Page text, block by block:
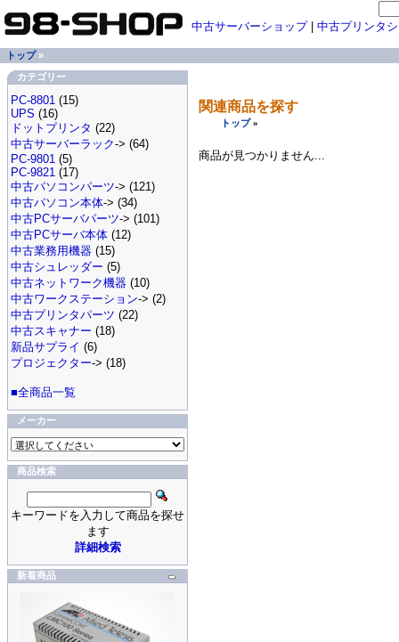
関連商品を探す
トップ»
商品が見つかりません...
中古サーバーショップ| 中古プリンタ
トップ»
カテゴリー
PC-8801 (15)
UPS (16)
ドットプリンタ (22)
中古サーバーラック-> (64)
PC-9801 (5)
PC-9821 (17)
中古パソコンパーツ-> (121)
中古パソコン本体-> (34)
中古PCサーバパーツ-> (101)
中古PCサーバ本体 (12)
中古業務用機器 (15)
中古シュレッダー (5)
中古ネットワーク機器 (10)
中古ワークステーション-> (2)
中古プリンタパーツ (22)
中古スキャナー (18)
新品サプライ (6)
プロジェクター-> (18)
■全商品一覧
メーカー
商品検索
キーワードを入力して商品を探せ
ます
詳細検索
新着商品